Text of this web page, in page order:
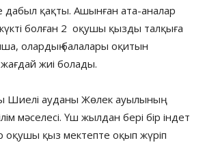
дабыл қақты. Ашынған ата-аналар
болған 2 оқушы қызды талқыға
олардың балалары оқитын
жиі болады.
Шиелі ауданы Жөлек ауылының
мәселесі. Үш жылдан бері бір індет
оқушы қыз мектепте оқып жүріп